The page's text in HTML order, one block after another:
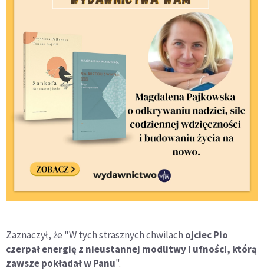
Zaznaczył, że "W tych strasznych chwilach ojciec Pio
czerpał energię z nieustannej modlitwy i ufności, którą
zawsze pokładał w Panu".